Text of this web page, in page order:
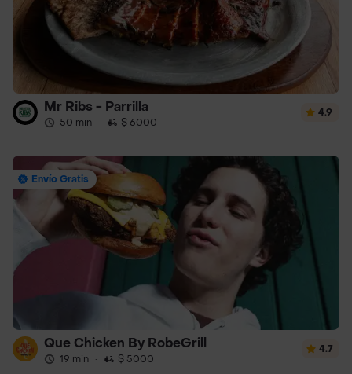
Mr Ribs - Parrilla
50 min · $ 6000
4.9
Envío Gratis
Que Chicken By RobeGrill
19 min · $ 5000
4.7